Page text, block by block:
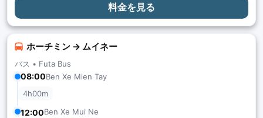
料金を見る
ホーチミン → ムイネー
バス • Futa Bus
08:00Ben Xe Mien Tay
4h00m
12:00Ben Xe Mui Ne